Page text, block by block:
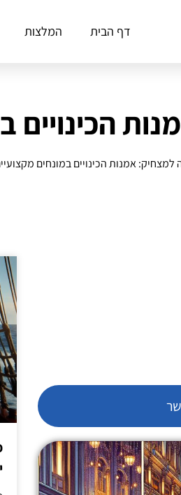
דף הבית המלצות
הכינויים
אמנות הכינויים במונחים